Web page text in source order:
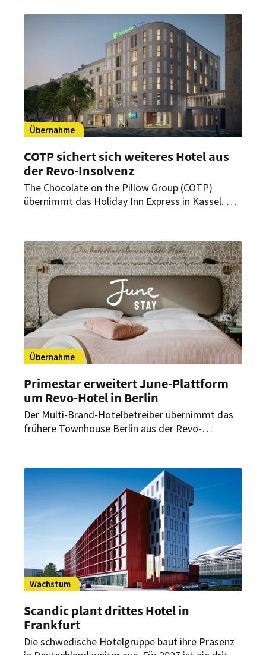
der Vorprüfung. Welche Standorte betroffen sind,
Übernahme
COTP sichert sich weiteres Hotel aus
der Revo-Insolvenz
The Chocolate on the Pillow Group (COTP)
übernimmt das Holiday Inn Express in Kassel. Es
Multibrand-Hoteloperator sichert.
Übernahme
Primestar erweitert June-Plattform
um Revo-Hotel in Berlin
Der Multi-Brand-Hotelbetreiber übernimmt das
frühere Townhouse Berlin aus der Revo-
Wachstum
Scandic plant drittes Hotel in
Frankfurt
Die schwedische Hotelgruppe baut ihre Präsenz